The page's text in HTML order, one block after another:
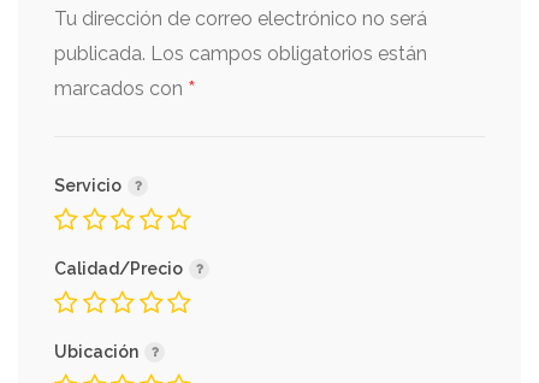
Tu dirección de correo electrónico no será
publicada. Los campos obligatorios están
marcados con *
Servicio
Calidad/Precio
Ubicación